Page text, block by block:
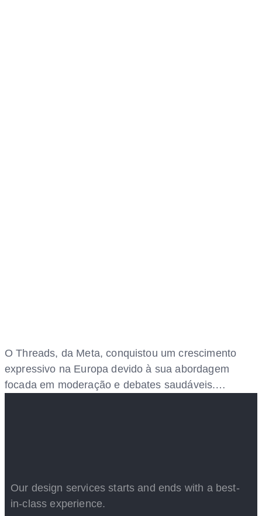
O Threads, da Meta, conquistou um crescimento
expressivo na Europa devido à sua abordagem
focada em moderação e debates saudáveis.…
Our design services starts and ends with a best-
in-class experience.